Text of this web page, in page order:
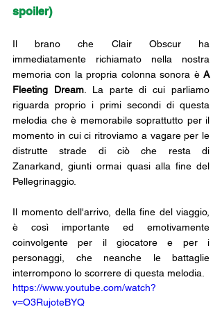
spoiler)
Il brano che Clair Obscur ha
immediatamente richiamato nella nostra
memoria con la propria colonna sonora è A
Fleeting Dream. La parte di cui parliamo
riguarda proprio i primi secondi di questa
melodia che è memorabile soprattutto per il
momento in cui ci ritroviamo a vagare per le
distrutte strade di ciò che resta di
Zanarkand, giunti ormai quasi alla fine del
Pellegrinaggio.
Il momento dell'arrivo, della fine del viaggio,
è così importante ed emotivamente
coinvolgente per il giocatore e per i
personaggi, che neanche le battaglie
interrompono lo scorrere di questa melodia.
https://www.youtube.com/watch?
v=O3RujoteBYQ